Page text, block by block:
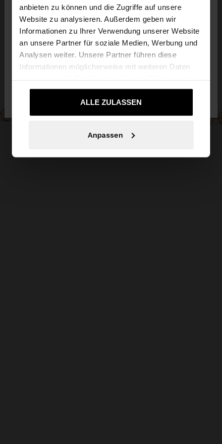
anbieten zu können und die Zugriffe auf unsere
Website zu analysieren. Außerdem geben wir
Informationen zu Ihrer Verwendung unserer Website
an unsere Partner für soziale Medien, Werbung und
Analysen weiter. Unsere Partner führen diese
Informationen möglicherweise mit weiteren Daten
die sie im Rahmen Ihrer Nutzung der Dienste
gesammelt haben.ALLE ZULASSEN
Anpassen
Sie greifen von Austria auf die Website zu.
Möchten Sie unsere United States Website
Ja, bringen Sie mich zu
United States